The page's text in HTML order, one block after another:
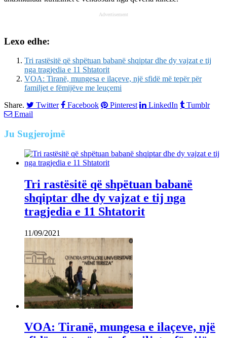
Advertisement
Lexo edhe:
Tri rastësitë që shpëtuan babanë shqiptar dhe dy vajzat e tij
nga tragjedia e 11 Shtatorit
VOA: Tiranë, mungesa e ilaçeve, një sfidë më tepër për
familjet e fëmijëve me leuçemi
Share.
Twitter Facebook Pinterest LinkedIn
Tumblr
Email
Ju Sugjerojmë
Tri rastësitë që shpëtuan babanë
shqiptar dhe dy vajzat e tij nga
tragjedia e 11 Shtatorit
11/09/2021
VOA: Tiranë, mungesa e ilaçeve, një